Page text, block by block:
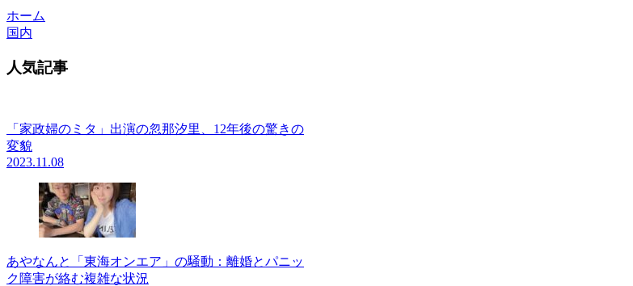
ホーム
国内
人気記事
「家政婦のミタ」出演の忽那汐里、12年後の驚きの
変貌
2023.11.08
あやなんと「東海オンエア」の騒動：離婚とパニッ
ク障害が絡む複雑な状況